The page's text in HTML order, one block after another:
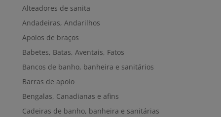
Alteadores de sanita
Andadeiras, Andarilhos
Apoios de braços
Babetes, Batas, Aventais, Fatos
Bancos de banho, banheira e sanitários
Barras de apoio
Bengalas, Canadianas e afins
Cadeiras de banho, banheira e sanitárias